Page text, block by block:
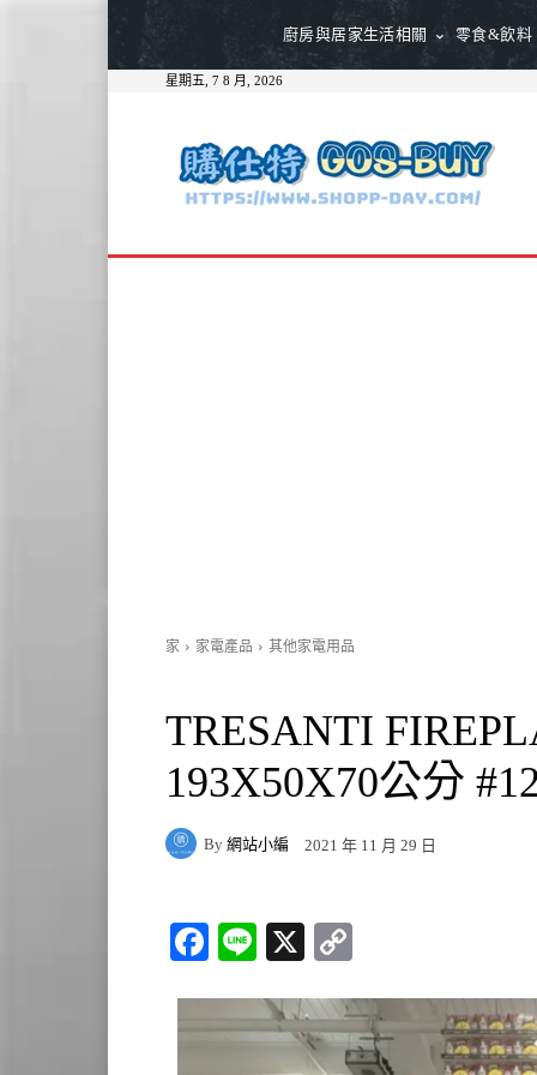
廚房與居家生活相關 零食&飲料
星期五, 7 8 月, 2026
家 家電產品 其他家電用品
TRESANTI
193X50X70公分
By 網站小編 2021 年 11 月 29 日
Fa
bo
Li
X
y
Li